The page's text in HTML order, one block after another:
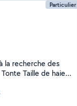
Particulier
la recherche des